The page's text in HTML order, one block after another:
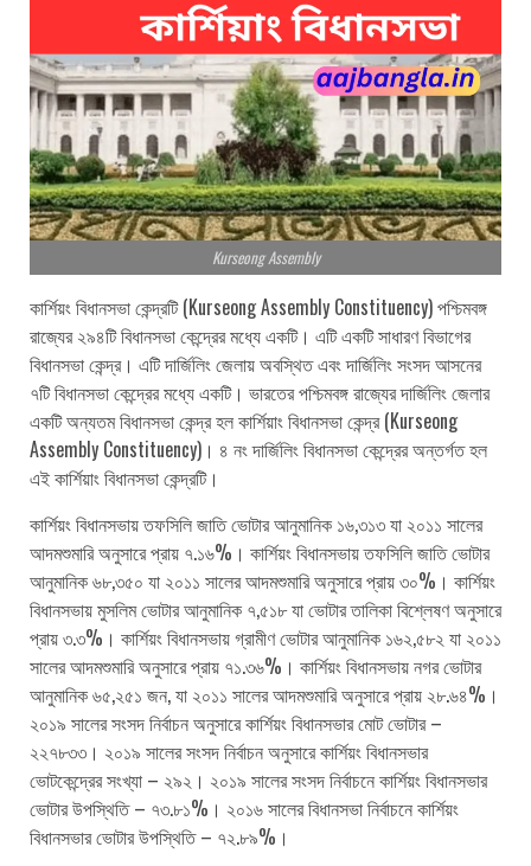
Kurseong Assembly
কার্শিয়ং বিধানসভা কেন্দ্রটি (Kurseong Assembly Constituency) পশ্চিমবঙ্গ
রাজ্যের ২৯৪টি বিধানসভা কেন্দ্রের মধ্যে একটি। এটি একটি সাধারণ বিভাগের
বিধানসভা কেন্দ্র। এটি দার্জিলিং জেলায় অবস্থিত এবং দার্জিলিং সংসদ আসনের
৭টি বিধানসভা কেন্দ্রের মধ্যে একটি। ভারতের পশ্চিমবঙ্গ রাজ্যের দার্জিলিং জেলার
একটি অন্যতম বিধানসভা কেন্দ্র হল কার্শিয়াং বিধানসভা কেন্দ্র (Kurseong
Assembly Constituency)। ৪ নং দার্জিলিং বিধানসভা কেন্দ্রের অন্তর্গত হল
এই কার্শিয়াং বিধানসভা কেন্দ্রটি।
কার্শিয়ং বিধানসভায় তফসিলি জাতি ভোটার আনুমানিক ১৬,৩১৩ যা ২০১১ সালের
আদমশুমারি অনুসারে প্রায় ৭.১৬%। কার্শিয়ং বিধানসভায় তফসিলি জাতি ভোটার
আনুমানিক ৬৮,৩৫০ যা ২০১১ সালের আদমশুমারি অনুসারে প্রায় ৩০%। কার্শিয়ং
বিধানসভায় মুসলিম ভোটার আনুমানিক ৭,৫১৮ যা ভোটার তালিকা বিশ্লেষণ অনুসারে
প্রায় ৩.৩%। কার্শিয়ং বিধানসভায় গ্রামীণ ভোটার আনুমানিক ১৬২,৫৮২ যা ২০১১
সালের আদমশুমারি অনুসারে প্রায় ৭১.৩৬%। কার্শিয়ং বিধানসভায় নগর ভোটার
আনুমানিক ৬৫,২৫১ জন, যা ২০১১ সালের আদমশুমারি অনুসারে প্রায় ২৮.৬৪%।
২০১৯ সালের সংসদ নির্বাচন অনুসারে কার্শিয়ং বিধানসভার মোট ভোটার –
২২৭৮৩৩। ২০১৯ সালের সংসদ নির্বাচন অনুসারে কার্শিয়ং বিধানসভার
ভোটকেন্দ্রের সংখ্যা – ২৯২। ২০১৯ সালের সংসদ নির্বাচনে কার্শিয়ং বিধানসভার
ভোটার উপস্থিতি – ৭৩.৮১%। ২০১৬ সালের বিধানসভা নির্বাচনে কার্শিয়ং
বিধানসভার ভোটার উপস্থিতি – ৭২.৮৯%।